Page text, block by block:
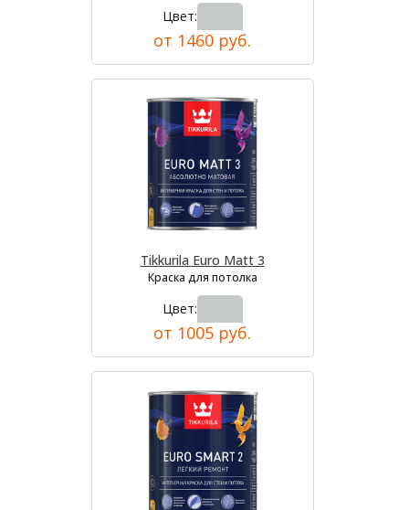
Цвет:
от 1460 руб.
Tikkurila Euro Matt 3
Краска для потолка
Цвет:
от 1005 руб.